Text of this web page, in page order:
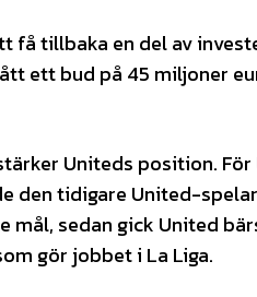
få tillbaka en del av
ett bud på 45 miljoner
Uniteds position.
den tidigare United-
mål, sedan gick United
gör jobbet i La Liga.